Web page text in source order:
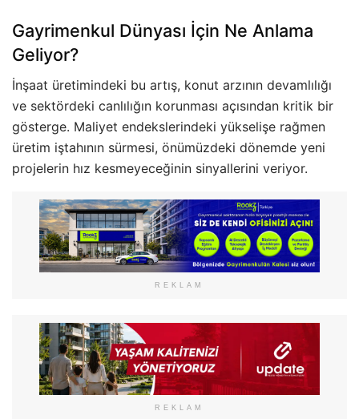
Gayrimenkul Dünyası İçin Ne Anlama
Geliyor?
İnşaat üretimindeki bu artış, konut arzının devamlılığı
ve sektördeki canlılığın korunması açısından kritik bir
gösterge. Maliyet endekslerindeki yükselişe rağmen
üretim iştahının sürmesi, önümüzdeki dönemde yeni
projelerin hız kesmeyeceğinin sinyallerini veriyor.
REKLAM
REKLAM